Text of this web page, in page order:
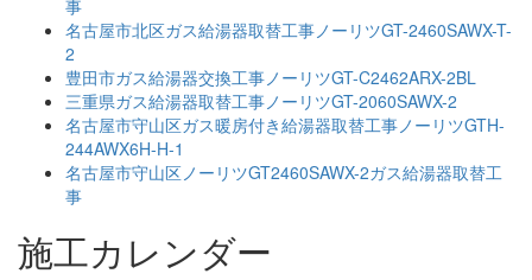
事
名古屋市北区ガス給湯器取替工事ノーリツGT-2460SAWX-T-
2
豊田市ガス給湯器交換工事ノーリツGT-C2462ARX-2BL
三重県ガス給湯器取替工事ノーリツGT-2060SAWX-2
名古屋市守山区ガス暖房付き給湯器取替工事ノーリツGTH-
244AWX6H-H-1
名古屋市守山区ノーリツGT2460SAWX-2ガス給湯器取替工
事
施工カレンダー